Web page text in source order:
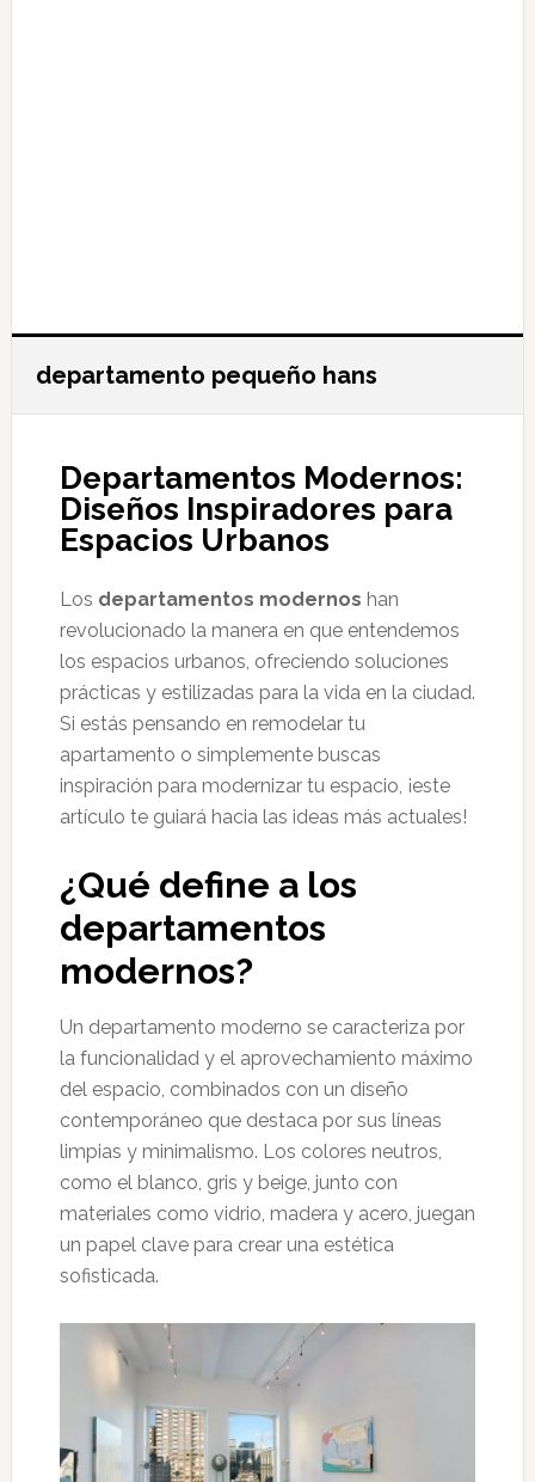
departamento pequeño hans
Departamentos Modernos:
Diseños Inspiradores para
Espacios Urbanos
Los departamentos modernos han
revolucionado la manera en que entendemos
los espacios urbanos, ofreciendo soluciones
prácticas y estilizadas para la vida en la ciudad.
Si estás pensando en remodelar tu
apartamento o simplemente buscas
inspiración para modernizar tu espacio, ¡este
artículo te guiará hacia las ideas más actuales!
¿Qué define a los
departamentos
modernos?
Un departamento moderno se caracteriza por
la funcionalidad y el aprovechamiento máximo
del espacio, combinados con un diseño
contemporáneo que destaca por sus líneas
limpias y minimalismo. Los colores neutros,
como el blanco, gris y beige, junto con
materiales como vidrio, madera y acero, juegan
un papel clave para crear una estética
sofisticada.